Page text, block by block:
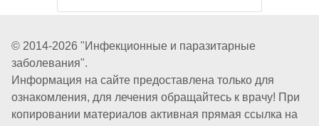
© 2014-2026 "Инфекционные и паразитарные
заболевания".
Информация на сайте предоставлена только для
ознакомления, для лечения обращайтесь к врачу! При
копировании материалов активная прямая ссылка на